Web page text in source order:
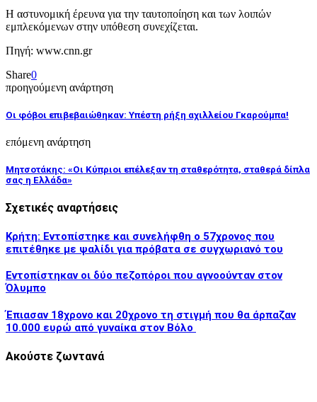
Η αστυνομική έρευνα για την ταυτοποίηση και των λοιπών
εμπλεκόμενων στην υπόθεση συνεχίζεται.
Πηγή: www.cnn.gr
Share0
προηγούμενη ανάρτηση
Οι φόβοι επιβεβαιώθηκαν: Υπέστη ρήξη αχιλλείου Γκαρούμπα!
επόμενη ανάρτηση
Μητσοτάκης: «Οι Κύπριοι επέλεξαν τη σταθερότητα, σταθερά δίπλα
σας η Ελλάδα»
Σχετικές αναρτήσεις
Κρήτη: Εντοπίστηκε και συνελήφθη ο 57χρονος που
επιτέθηκε με ψαλίδι για πρόβατα σε συγχωριανό του
Εντοπίστηκαν οι δύο πεζοπόροι που αγνοούνταν στον
Όλυμπο
Έπιασαν 18χρονο και 20χρονο τη στιγμή που θα άρπαζαν
10.000 ευρώ από γυναίκα στον Βόλο
Ακούστε ζωντανά